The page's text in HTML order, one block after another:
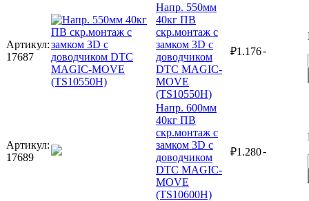
Артикул:
17687
Напр. 550мм
40кг ПВ
скр.монтаж с
замком 3D с
доводчиком
DTC MAGIC-
MOVE
(TS10550H)
₽1.176-
Артикул:
17689
Напр. 600мм
40кг ПВ
скр.монтаж с
замком 3D с
доводчиком
DTC MAGIC-
MOVE
(TS10600H)
₽1.280-